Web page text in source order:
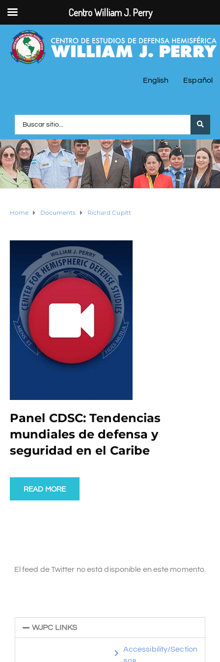
English Español
Home Documents Richard Cupitt
Panel CDSC: Tendencias
mundiales de defensa y
seguridad en el Caribe
READ MORE
El feed de Twitter no está disponible en este momento.
WJPC LINKS
Accessibility/Section
Centro William J. Perry